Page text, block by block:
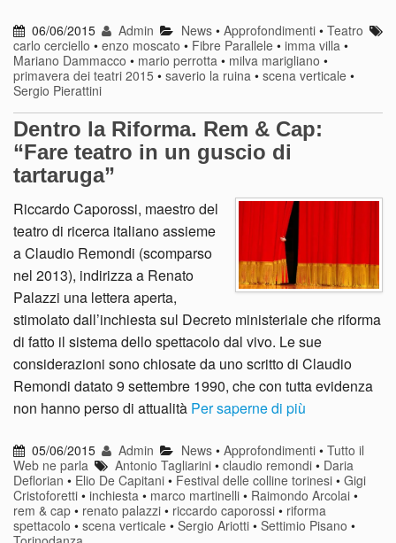
06/06/2015 Admin News• Approfondimenti• Teatro
carlo cerciello • enzo moscato • Fibre Parallele • imma villa •
Mariano Dammacco • mario perrotta • milva marigliano •
primavera dei teatri 2015 • saverio la ruina • scena verticale •
Sergio Pierattini
Dentro la Riforma. Rem & Cap:
“Fare teatro in un guscio di
tartaruga”
Riccardo Caporossi, maestro del
teatro di ricerca italiano assieme
a Claudio Remondi (scomparso
nel 2013), indirizza a Renato
Palazzi una lettera aperta,
stimolato dall’inchiesta sul Decreto ministeriale che riforma
di fatto il sistema dello spettacolo dal vivo. Le sue
considerazioni sono chiosate da uno scritto di Claudio
Remondi datato 9 settembre 1990, che con tutta evidenza
non hanno perso di attualità Per saperne di più
05/06/2015 Admin News• Approfondimenti• Tutto il
Web ne parla
Antonio Tagliarini •claudio remondi • Daria
Deflorian • Elio De Capitani • Festival delle colline torinesi • Gigi
Cristoforetti • inchiesta • marco martinelli • Raimondo Arcolai •
rem & cap • renato palazzi • riccardo caporossi • riforma
spettacolo • scena verticale • Sergio Ariotti • Settimio Pisano •